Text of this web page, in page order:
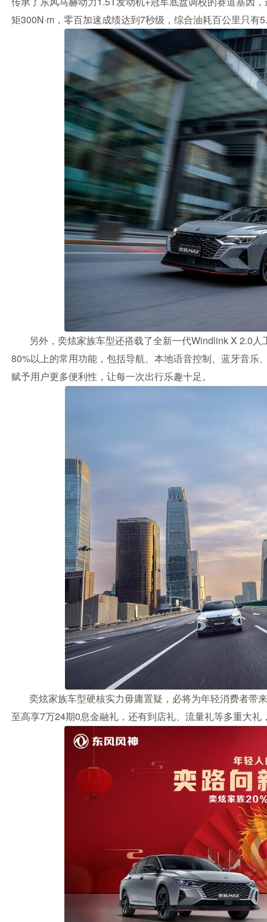
矩300N·m，零百加速成绩达到7秒级，综合油耗百公里只有
另外，奕炫家族车型还搭载了全新一代Windlink X 2.0
80%以上的常用功能，包括导航、本地语音控制、蓝牙音
赋予用户更多便利性，让每一次出行乐趣十足。
奕炫家族车型硬核实力毋庸置疑，必将为年轻消费者带
至高享7万24期0息金融礼，还有到店礼、流量礼等多重大